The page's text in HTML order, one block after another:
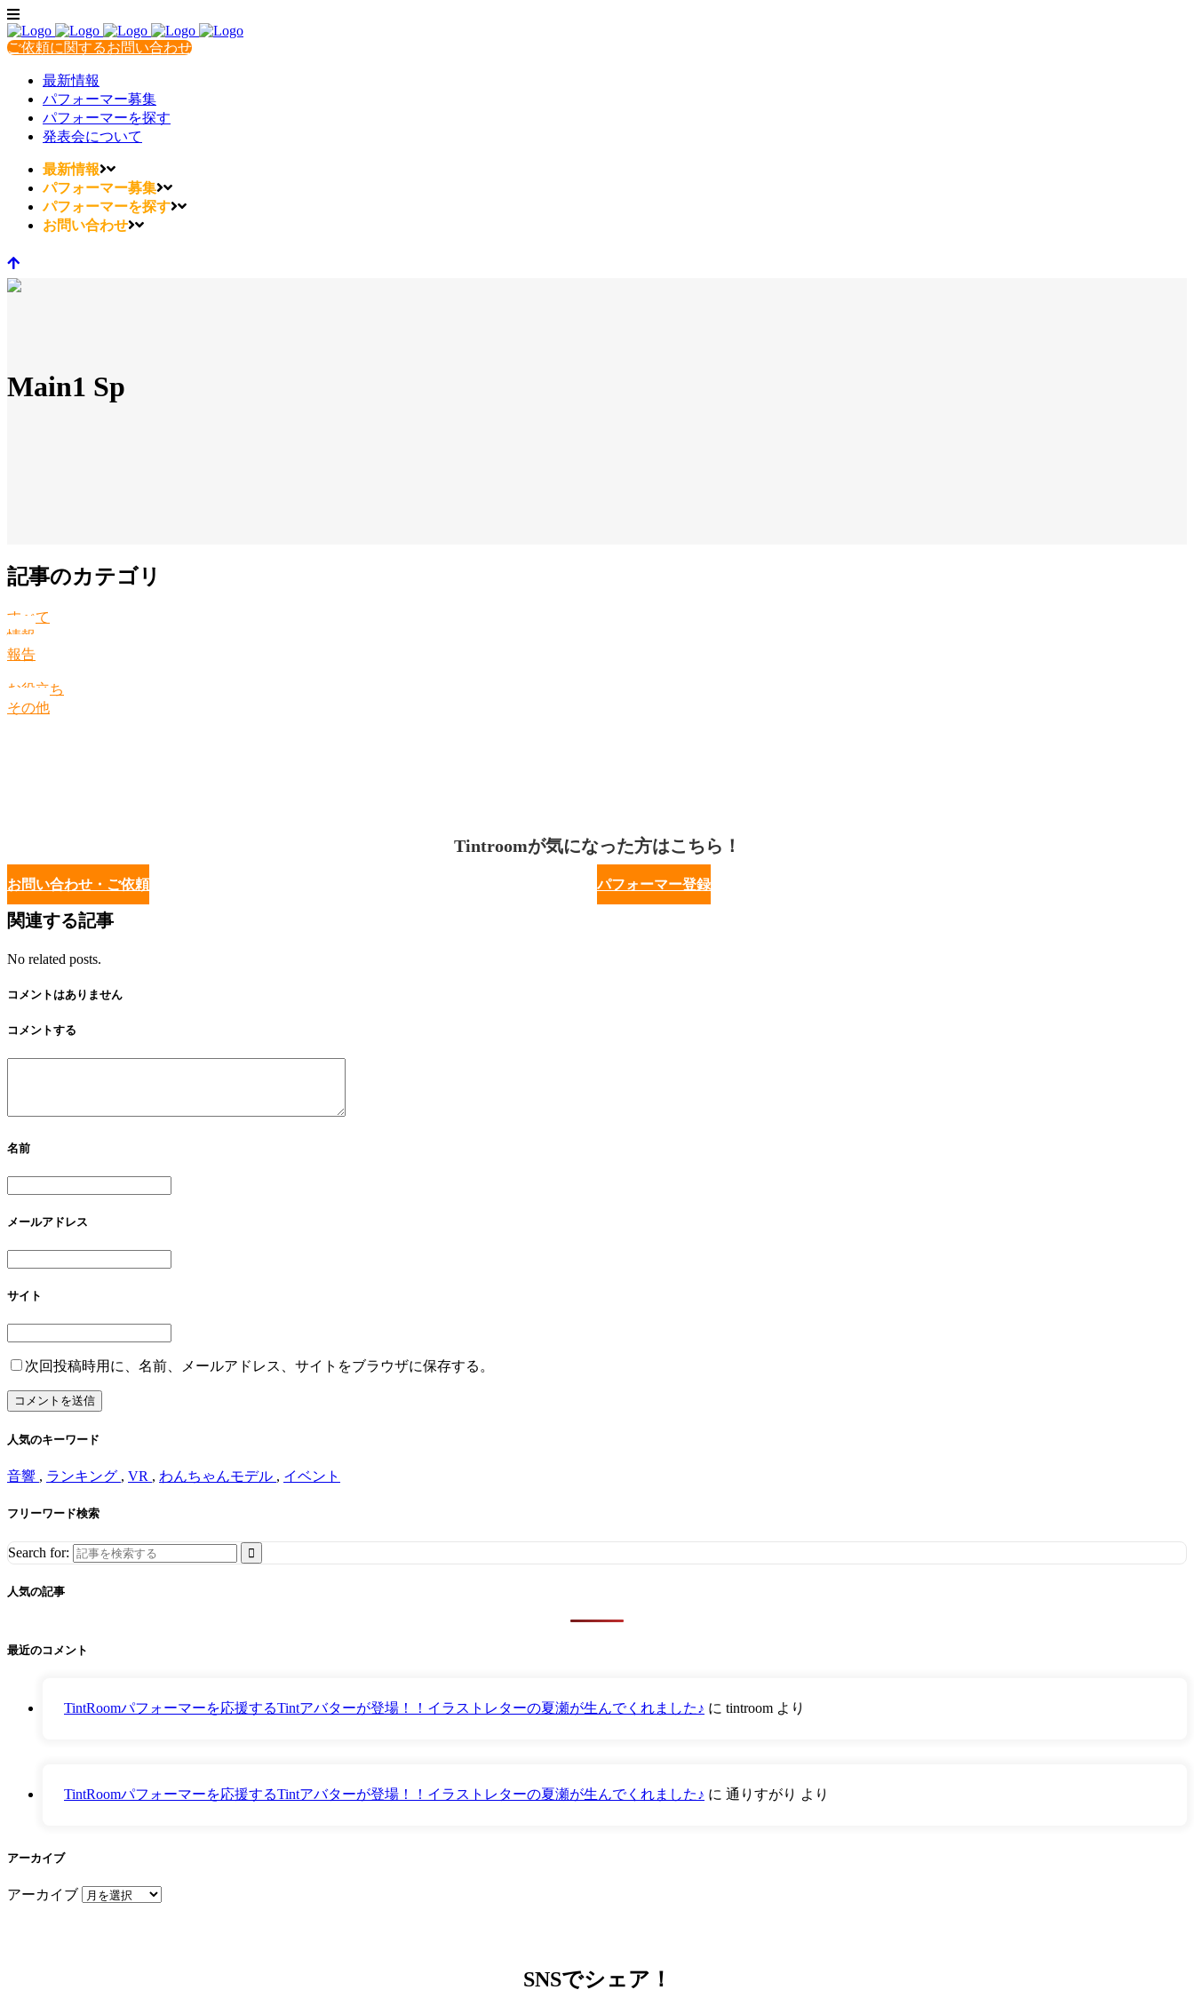
ご依頼に関するお問い合わせ
最新情報
パフォーマー募集
パフォーマーを探す
発表会について
最新情報
パフォーマー募集
パフォーマーを探す
お問い合わせ
Main1 Sp
記事のカテゴリ
すべて
情報
報告
お役立ち
その他
Tintroomが気になった方はこちら！
お問い合わせ・ご依頼 パフォーマー登録
関連する記事
No related posts.
コメントはありません
コメントする
名前
メールアドレス
サイト
次回投稿時用に、名前、メールアドレス、サイトをブラウザに保存する。
人気のキーワード
音響 , ランキング , VR , わんちゃんモデル , イベント
フリーワード検索
Search for:
人気の記事
最近のコメント
TintRoomパフォーマーを応援するTintアバターが登場！！イラストレターの夏瀬が生んでくれました♪ に tintroom より
TintRoomパフォーマーを応援するTintアバターが登場！！イラストレターの夏瀬が生んでくれました♪ に 通りすがり より
アーカイブ
アーカイブ
SNSでシェア！